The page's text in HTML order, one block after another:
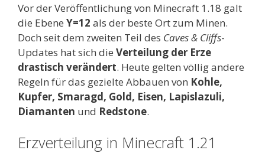
Vor der Veröffentlichung von Minecraft 1.18 galt
die Ebene Y=12 als der beste Ort zum Minen.
Doch seit dem zweiten Teil des Caves & Cliffs-
Updates hat sich die Verteilung der Erze
drastisch verändert. Heute gelten völlig andere
Regeln für das gezielte Abbauen von Kohle,
Kupfer, Smaragd, Gold, Eisen, Lapislazuli,
Diamanten und Redstone.
Erzverteilung in Minecraft 1.21